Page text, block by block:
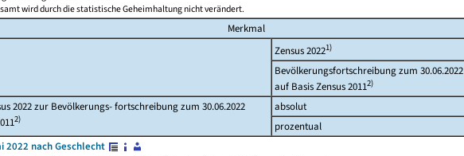
wird durch die statistische Geheimhaltung nicht verändert.
Merkmal
Zensus 20221)
Bevölkerungsfortschreibung zum 30.06.2022
auf Basis Zensus 20112)
2022 zur Bevölkerungs- fortschreibung zum 30.06.2022
2)
absolut
prozentual
2022 nach Geschlecht